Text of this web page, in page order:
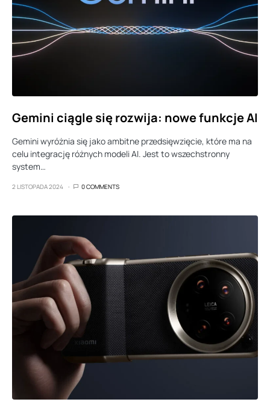
Gemini ciągle się rozwija: nowe funkcje AI
Gemini wyróżnia się jako ambitne przedsięwzięcie, które ma na
celu integrację różnych modeli AI. Jest to wszechstronny
system…
2 LISTOPADA 2024 0 COMMENTS